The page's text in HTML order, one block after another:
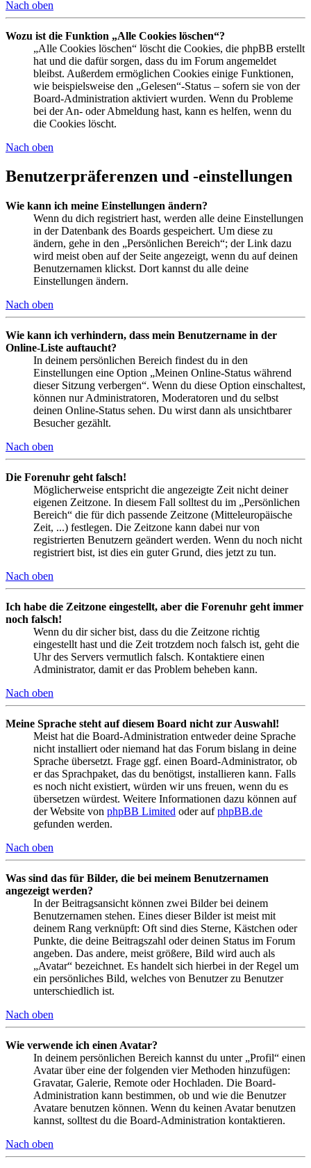
Nach oben
Wozu ist die Funktion „Alle Cookies löschen“?
„Alle Cookies löschen“ löscht die Cookies, die phpBB erstellt
hat und die dafür sorgen, dass du im Forum angemeldet
bleibst. Außerdem ermöglichen Cookies einige Funktionen,
wie beispielsweise den „Gelesen“-Status – sofern sie von der
Board-Administration aktiviert wurden. Wenn du Probleme
bei der An- oder Abmeldung hast, kann es helfen, wenn du
die Cookies löscht.
Nach oben
Benutzerpräferenzen und -einstellungen
Wie kann ich meine Einstellungen ändern?
Wenn du dich registriert hast, werden alle deine Einstellungen
in der Datenbank des Boards gespeichert. Um diese zu
ändern, gehe in den „Persönlichen Bereich“; der Link dazu
wird meist oben auf der Seite angezeigt, wenn du auf deinen
Benutzernamen klickst. Dort kannst du alle deine
Einstellungen ändern.
Nach oben
Wie kann ich verhindern, dass mein Benutzername in der
Online-Liste auftaucht?
In deinem persönlichen Bereich findest du in den
Einstellungen eine Option „Meinen Online-Status während
dieser Sitzung verbergen“. Wenn du diese Option einschaltest,
können nur Administratoren, Moderatoren und du selbst
deinen Online-Status sehen. Du wirst dann als unsichtbarer
Besucher gezählt.
Nach oben
Die Forenuhr geht falsch!
Möglicherweise entspricht die angezeigte Zeit nicht deiner
eigenen Zeitzone. In diesem Fall solltest du im „Persönlichen
Bereich“ die für dich passende Zeitzone (Mitteleuropäische
Zeit, ...) festlegen. Die Zeitzone kann dabei nur von
registrierten Benutzern geändert werden. Wenn du noch nicht
registriert bist, ist dies ein guter Grund, dies jetzt zu tun.
Nach oben
Ich habe die Zeitzone eingestellt, aber die Forenuhr geht immer
noch falsch!
Wenn du dir sicher bist, dass du die Zeitzone richtig
eingestellt hast und die Zeit trotzdem noch falsch ist, geht die
Uhr des Servers vermutlich falsch. Kontaktiere einen
Administrator, damit er das Problem beheben kann.
Nach oben
Meine Sprache steht auf diesem Board nicht zur Auswahl!
Meist hat die Board-Administration entweder deine Sprache
nicht installiert oder niemand hat das Forum bislang in deine
Sprache übersetzt. Frage ggf. einen Board-Administrator, ob
er das Sprachpaket, das du benötigst, installieren kann. Falls
es noch nicht existiert, würden wir uns freuen, wenn du es
übersetzen würdest. Weitere Informationen dazu können auf
der Website von phpBB Limited oder aufphpBB.de
gefunden werden.
Nach oben
Was sind das für Bilder, die bei meinem Benutzernamen
angezeigt werden?
In der Beitragsansicht können zwei Bilder bei deinem
Benutzernamen stehen. Eines dieser Bilder ist meist mit
deinem Rang verknüpft: Oft sind dies Sterne, Kästchen oder
Punkte, die deine Beitragszahl oder deinen Status im Forum
angeben. Das andere, meist größere, Bild wird auch als
„Avatar“ bezeichnet. Es handelt sich hierbei in der Regel um
ein persönliches Bild, welches von Benutzer zu Benutzer
unterschiedlich ist.
Nach oben
Wie verwende ich einen Avatar?
In deinem persönlichen Bereich kannst du unter „Profil“ einen
Avatar über eine der folgenden vier Methoden hinzufügen:
Gravatar, Galerie, Remote oder Hochladen. Die Board-
Administration kann bestimmen, ob und wie die Benutzer
Avatare benutzen können. Wenn du keinen Avatar benutzen
kannst, solltest du die Board-Administration kontaktieren.
Nach oben